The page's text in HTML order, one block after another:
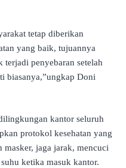
tetap diberikan
yang baik, tujuannya
penyebaran setelah
biasanya,”ungkap Doni
kantor seluruh
protokol kesehatan yang
masker, jaga jarak, mencuci
ketika masuk kantor.